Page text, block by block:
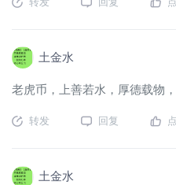
土金水
老虎币，上善若水，厚德载物
转发 回复
土金水